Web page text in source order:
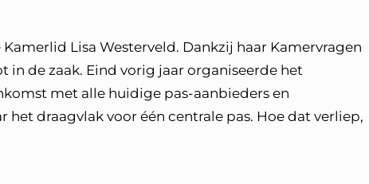
Lisa Westerveld. Dankzij haar Kamervragen
in de zaak. Eind vorig jaar organiseerde het
met alle huidige pas-aanbieders en
draagvlak voor één centrale pas. Hoe dat verliep,